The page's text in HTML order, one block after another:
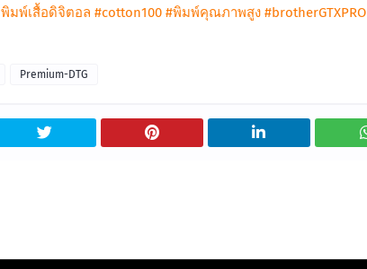
มพ์เสื้อดิจิตอล #cotton100 #พิมพ์คุณภาพสูง #brotherGTXPRO
Premium-DTG